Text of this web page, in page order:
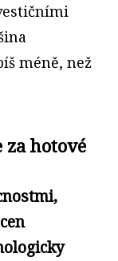
méně, než
hotové